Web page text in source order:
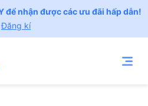
để nhận được các ưu đãi hấp dẫn!
Đăng kí